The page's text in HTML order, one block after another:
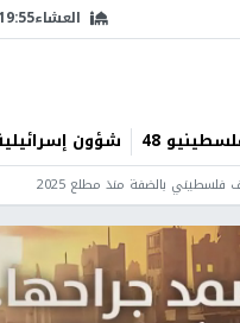
العشاء
48 شؤون